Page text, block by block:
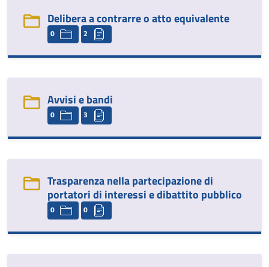
Delibera a contrarre o atto equivalente
0 2
Avvisi e bandi
0 3
Trasparenza nella partecipazione di
portatori di interessi e dibattito pubblico
0 0